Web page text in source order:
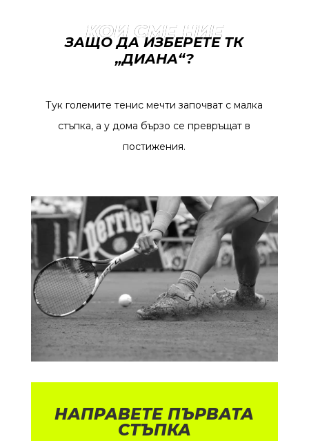
КОИ СМЕ НИЕ
ЗАЩО ДА ИЗБЕРЕТЕ ТК
„ДИАНА“?
Тук големите тенис мечти започват с малка
стъпка, а у дома бързо се превръщат в
постижения.
НАПРАВЕТЕ ПЪРВАТА
СТЪПКА